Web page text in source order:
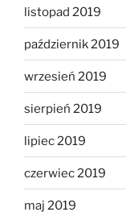
listopad 2019
październik 2019
wrzesień 2019
sierpień 2019
lipiec 2019
czerwiec 2019
maj 2019